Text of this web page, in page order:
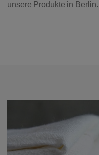
unsere Produkte in Berlin.